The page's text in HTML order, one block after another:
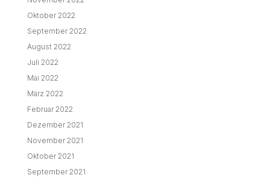
Oktober 2022
September 2022
August 2022
Juli 2022
Mai 2022
März 2022
Februar 2022
Dezember 2021
November 2021
Oktober 2021
September 2021